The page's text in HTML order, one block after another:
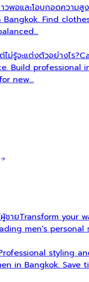
วพอและโอบกอดความ
Find
ม่รู้จะแต่งตัวอย่างไร?
Build professional
new…
ชายTransform your
men's personal
styling
in Bangkok. Save